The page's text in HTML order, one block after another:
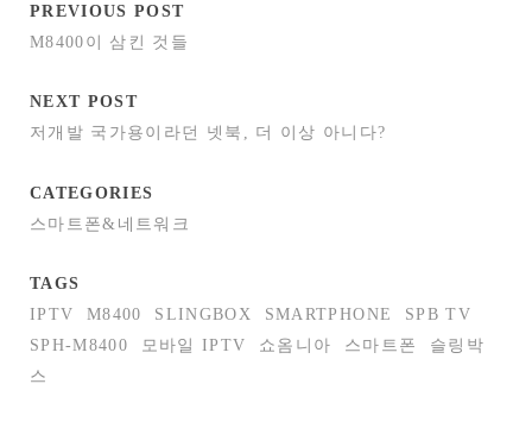
PREVIOUS POST
M8400이 삼킨 것들
NEXT POST
저개발 국가용이라던 넷북, 더 이상 아니다?
CATEGORIES
스마트폰&네트워크
TAGS
IPTV
M8400 SLINGBOX SMARTPHONE
SPB TV
SPH-M8400
모바일 IPTV 쇼옴니아 스마트폰
슬링박
스